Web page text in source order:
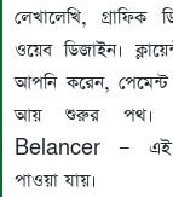
লেখালেখি, গ্রাফিক
ওয়েব ডিজাইন।
আপনি করেন,
আয় শুরুর পথ।
Belancer — এই
পাওয়া যায়।